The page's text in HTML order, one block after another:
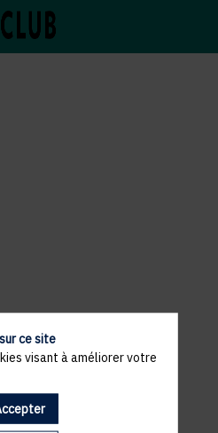
votre navigateur
ce site
visant à améliorer votre